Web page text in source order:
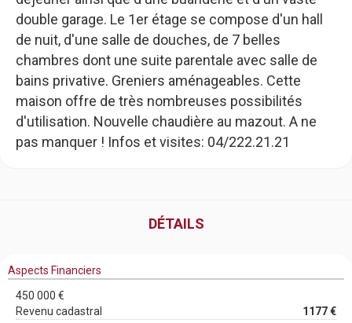
double garage. Le 1er étage se compose d'un hall
de nuit, d'une salle de douches, de 7 belles
chambres dont une suite parentale avec salle de
bains privative. Greniers aménageables. Cette
maison offre de très nombreuses possibilités
d'utilisation. Nouvelle chaudière au mazout. A ne
pas manquer ! Infos et visites: 04/222.21.21
DÉTAILS
Aspects Financiers
450 000 €
Revenu cadastral
1177 €